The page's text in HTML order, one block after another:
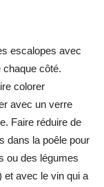
escalopes avec
côté.
colorer
avec un verre
Faire réduire de
dans la poêle pour
ou des légumes
et avec le vin qui a